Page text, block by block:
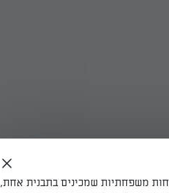
משפחתיות שמכינים בתבנית אחת,